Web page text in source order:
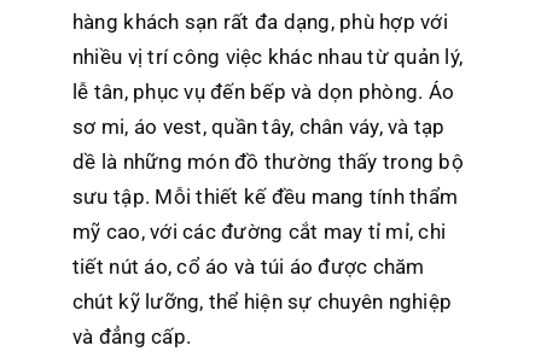
hàng khách sạn rất đa dạng, phù hợp với
nhiều vị trí công việc khác nhau từ quản lý,
lễ tân, phục vụ đến bếp và dọn phòng. Áo
sơ mi, áo vest, quần tây, chân váy, và tạp
dề là những món đồ thường thấy trong bộ
sưu tập. Mỗi thiết kế đều mang tính thẩm
mỹ cao, với các đường cắt may tỉ mỉ, chi
tiết nút áo, cổ áo và túi áo được chăm
chút kỹ lưỡng, thể hiện sự chuyên nghiệp
và đẳng cấp.